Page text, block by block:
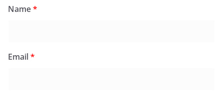
Name*
Email*